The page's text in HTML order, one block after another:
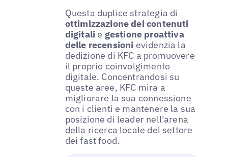
Questa duplice strategia di
ottimizzazione dei contenuti
digitali e gestione proattiva
delle recensioni evidenzia la
dedizione di KFC a promuovere
il proprio coinvolgimento
digitale. Concentrandosi su
queste aree, KFC mira a
migliorare la sua connessione
con i clienti e mantenere la sua
posizione di leader nell'arena
della ricerca locale del settore
dei fast food.